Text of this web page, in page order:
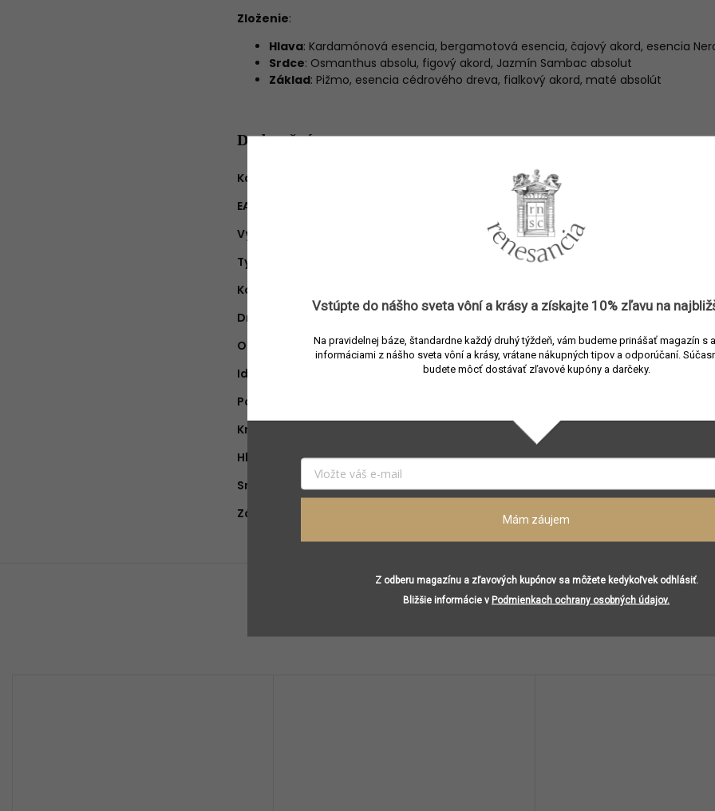
Zloženie:
Hlava: Kardamónová esencia, bergamotová esencia, čajový akord, esencia
Srdce: Osmanthus absolu, figový akord, Jazmín Sambac absolut
Základ: Pižmo, esencia cédrového dreva, fialkový akord, maté absolút
Dodatočné parametre
Kategória
EAN
Výrobca
Typ produktu
Koncentrácia
Druh vône
Objem náplne:
≤ 50 ml
Ideálne na obdobie
Leto
Pohlavie
Krajina pôvodu
Hlava
Kardamónová esencia, bergamotová esencia, čajový
Srdce
Osmanthus absolu, figový akord, Jazmín Sambac
Základ
Pižmo, esencia cédrového dreva, fialkový akord, maté
Vstúpte do nášho sveta vôní a krásy a získajte 10% zľavu na
Na pravidelnej báze, štandardne každý druhý týždeň, vám budeme prinášať magazín s
informáciami z nášho sveta vôní a krásy, vrátane nákupných tipov a odporúčaní.
budete môcť dostávať zľavové kupóny a darčeky.
Mám záujem
Z odberu magazínu a zľavových kupónov sa môžete kedykoľvek odhlásiť.
Bližšie informácie v Podmienkach ochrany osobných údajov.